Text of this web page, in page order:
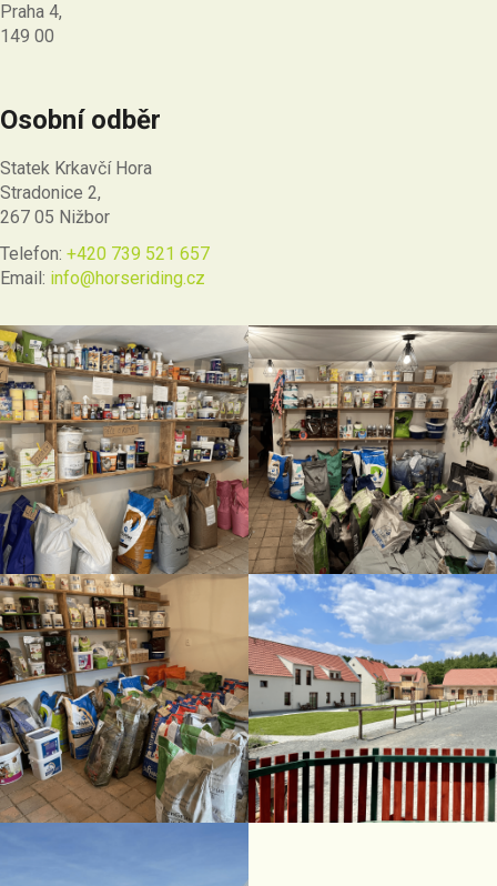
Praha 4,
149 00
Osobní odběr
Statek Krkavčí Hora
Stradonice 2,
267 05 Nižbor
Telefon: +420 739 521 657
Email: info@horseriding.cz